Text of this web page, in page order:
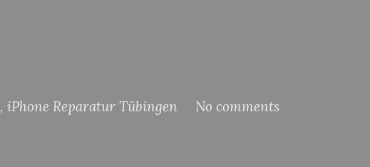
, iPhone Reparatur Tübingen No comments